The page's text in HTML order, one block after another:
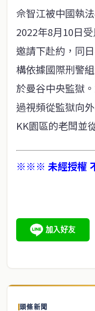
佘智江被中國執
2022年8月10日
邀請下赴約，同
構依據國際刑警
於曼谷中央監獄
過視頻從監獄向
KK園區的老闆並
※※※ 未經授權
頭條新聞